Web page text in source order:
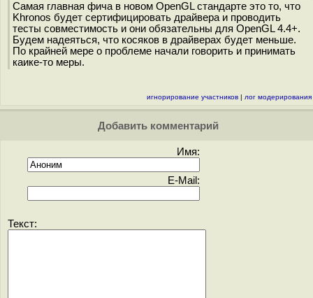
Самая главная фича в новом OpenGL стандарте это то, что
Khronos будет сертифицировать драйвера и проводить
тесты совместимость и они обязательны для OpenGL 4.4+.
Будем надеяться, что косяков в драйверах будет меньше.
По крайней мере о проблеме начали говорить и принимать
каике-то меры.
игнорирование участников | лог модерирования
Добавить комментарий
Имя:
E-Mail:
Текст: